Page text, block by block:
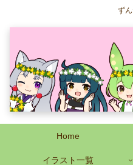
ず
Home
イラスト一覧